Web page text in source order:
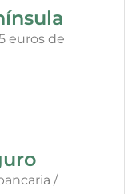
euros de
/